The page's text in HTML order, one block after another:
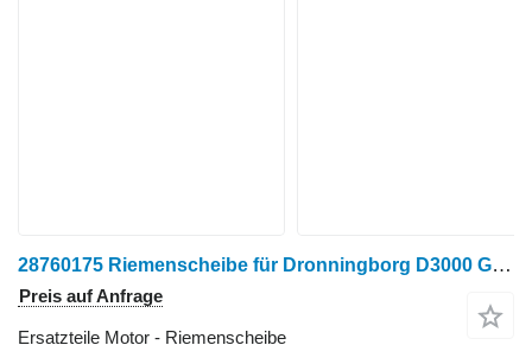
28760175 Riemenscheibe für Dronningborg D3000 Getreideernter
Preis auf Anfrage
Ersatzteile Motor - Riemenscheibe